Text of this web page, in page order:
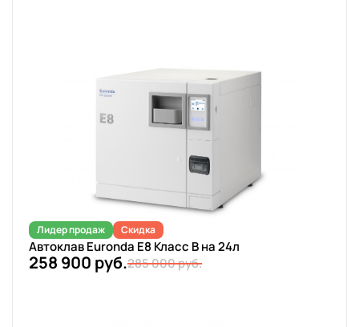
Лидер продаж Скидка
Автоклав Euronda E8 Класс B на 24л
258 900 руб.285 000 руб.